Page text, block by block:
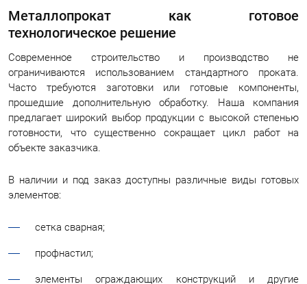
Металлопрокат как готовое
технологическое решение
Современное строительство и производство не
ограничиваются использованием стандартного проката.
Часто требуются заготовки или готовые компоненты,
прошедшие дополнительную обработку. Наша компания
предлагает широкий выбор продукции с высокой степенью
готовности, что существенно сокращает цикл работ на
объекте заказчика.
В наличии и под заказ доступны различные виды готовых
элементов:
сетка сварная;
профнастил;
элементы ограждающих конструкций и другие